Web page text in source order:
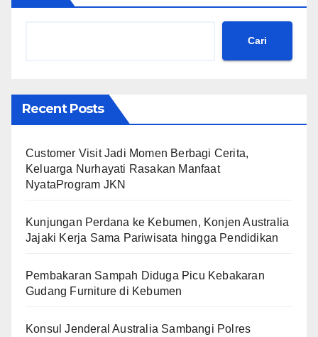
Cari
Recent Posts
Customer Visit Jadi Momen Berbagi Cerita,
Keluarga Nurhayati Rasakan Manfaat
NyataProgram JKN
Kunjungan Perdana ke Kebumen, Konjen Australia
Jajaki Kerja Sama Pariwisata hingga Pendidikan
Pembakaran Sampah Diduga Picu Kebakaran
Gudang Furniture di Kebumen
Konsul Jenderal Australia Sambangi Polres